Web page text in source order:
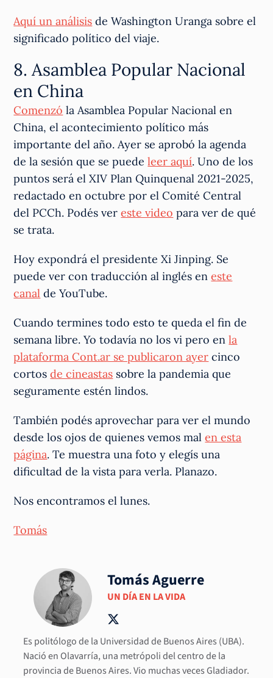
Aquí un análisis de Washington Uranga sobre el
significado político del viaje.
8. Asamblea Popular Nacional
en China
Comenzó la Asamblea Popular Nacional en
China, el acontecimiento político más
importante del año. Ayer se aprobó la agenda
de la sesión que se puedeleer aquí. Uno de los
puntos será el XIV Plan Quinquenal 2021-2025,
redactado en octubre por el Comité Central
del PCCh. Podés vereste video para ver de qué
se trata.
Hoy expondrá el presidente Xi Jinping. Se
puede ver con traducción al inglés eneste
canal de YouTube.
Cuando termines todo esto te queda el fin de
semana libre. Yo todavía no los vi pero enla
plataforma Cont.ar se publicaron ayer cinco
cortosde cineastas sobre la pandemia que
seguramente estén lindos.
También podés aprovechar para ver el mundo
desde los ojos de quienes vemos malen esta
página. Te muestra una foto y elegís una
dificultad de la vista para verla. Planazo.
Nos encontramos el lunes.
Tomás
Tomás Aguerre
UN DÍA EN LA VIDA
Es politólogo de la Universidad de Buenos Aires (UBA).
Nació en Olavarría, una metrópoli del centro de la
provincia de Buenos Aires. Vio muchas veces Gladiador.